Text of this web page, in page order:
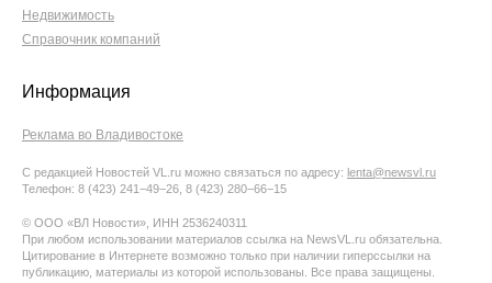
Недвижимость
Справочник компаний
Информация
Реклама во Владивостоке
С редакцией Новостей VL.ru можно связаться по адресу: lenta@newsvl.ru
Телефон: 8 (423) 241−49−26, 8 (423) 280−66−15
© ООО «ВЛ Новости», ИНН 2536240311
При любом использовании материалов ссылка на NewsVL.ru обязательна.
Цитирование в Интернете возможно только при наличии гиперссылки на
публикацию, материалы из которой использованы. Все права защищены.